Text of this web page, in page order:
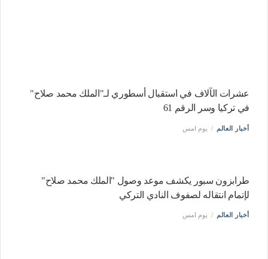
عشرات الآلاف في استقبال أسطوري لـ"الملك محمد صلاح"
في تركيا وسر الرقم 61
أخبار العالم يوم امس
طرابزون سبور يكشف موعد وصول "الملك محمد صلاح"
لإتمام انتقاله لصفوف النادي التركي
أخبار العالم يوم امس